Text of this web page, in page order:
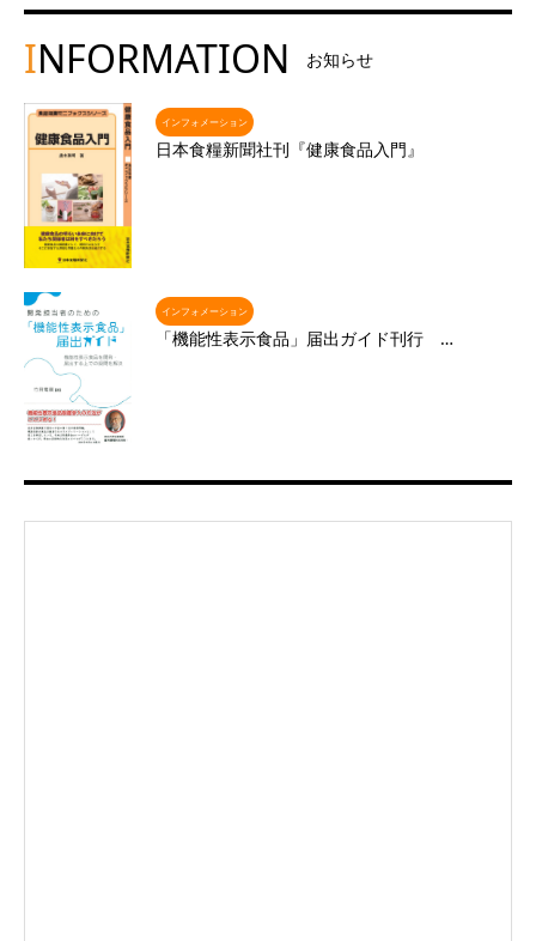
INFORMATION お知らせ
インフォメーション
日本食糧新聞社刊『健康食品入門』
インフォメーション
「機能性表示食品」届出ガイド刊行 …